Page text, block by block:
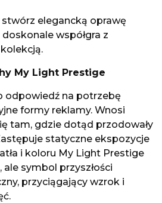
stwórz elegancką oprawę
współgra z
My Light Prestige
odpowiedź na potrzebę
formy reklamy. Wnosi
tam, gdzie dotąd przodowały
statyczne ekspozycje
i koloru My Light Prestige
symbol przyszłości
przyciągający wzrok i